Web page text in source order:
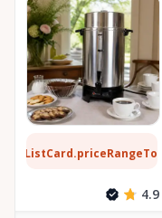
ListCard.priceRangeTo
4.9